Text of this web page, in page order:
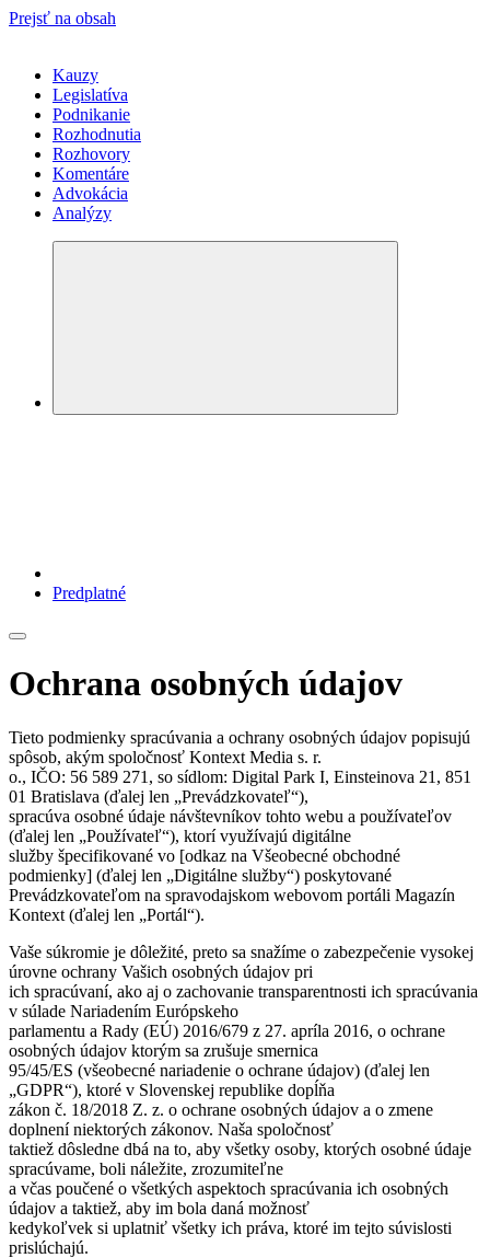
Prejsť na obsah
Kauzy
Legislatíva
Podnikanie
Rozhodnutia
Rozhovory
Komentáre
Advokácia
Analýzy
Predplatné
Ochrana osobných údajov
Tieto podmienky spracúvania a ochrany osobných údajov popisujú
spôsob, akým spoločnosť Kontext Media s. r.
o., IČO: 56 589 271, so sídlom: Digital Park I, Einsteinova 21, 851
01 Bratislava (ďalej len „Prevádzkovateľ“),
spracúva osobné údaje návštevníkov tohto webu a používateľov
(ďalej len „Používateľ“), ktorí využívajú digitálne
služby špecifikované vo [odkaz na Všeobecné obchodné
podmienky] (ďalej len „Digitálne služby“) poskytované
Prevádzkovateľom na spravodajskom webovom portáli Magazín
Kontext (ďalej len „Portál“).
Vaše súkromie je dôležité, preto sa snažíme o zabezpečenie vysokej
úrovne ochrany Vašich osobných údajov pri
ich spracúvaní, ako aj o zachovanie transparentnosti ich spracúvania
v súlade Nariadením Európskeho
parlamentu a Rady (EÚ) 2016/679 z 27. apríla 2016, o ochrane
osobných údajov ktorým sa zrušuje smernica
95/45/ES (všeobecné nariadenie o ochrane údajov) (ďalej len
„GDPR“), ktoré v Slovenskej republike dopĺňa
zákon č. 18/2018 Z. z. o ochrane osobných údajov a o zmene
doplnení niektorých zákonov. Naša spoločnosť
taktiež dôsledne dbá na to, aby všetky osoby, ktorých osobné údaje
spracúvame, boli náležite, zrozumiteľne
a včas poučené o všetkých aspektoch spracúvania ich osobných
údajov a taktiež, aby im bola daná možnosť
kedykoľvek si uplatniť všetky ich práva, ktoré im tejto súvislosti
prislúchajú.